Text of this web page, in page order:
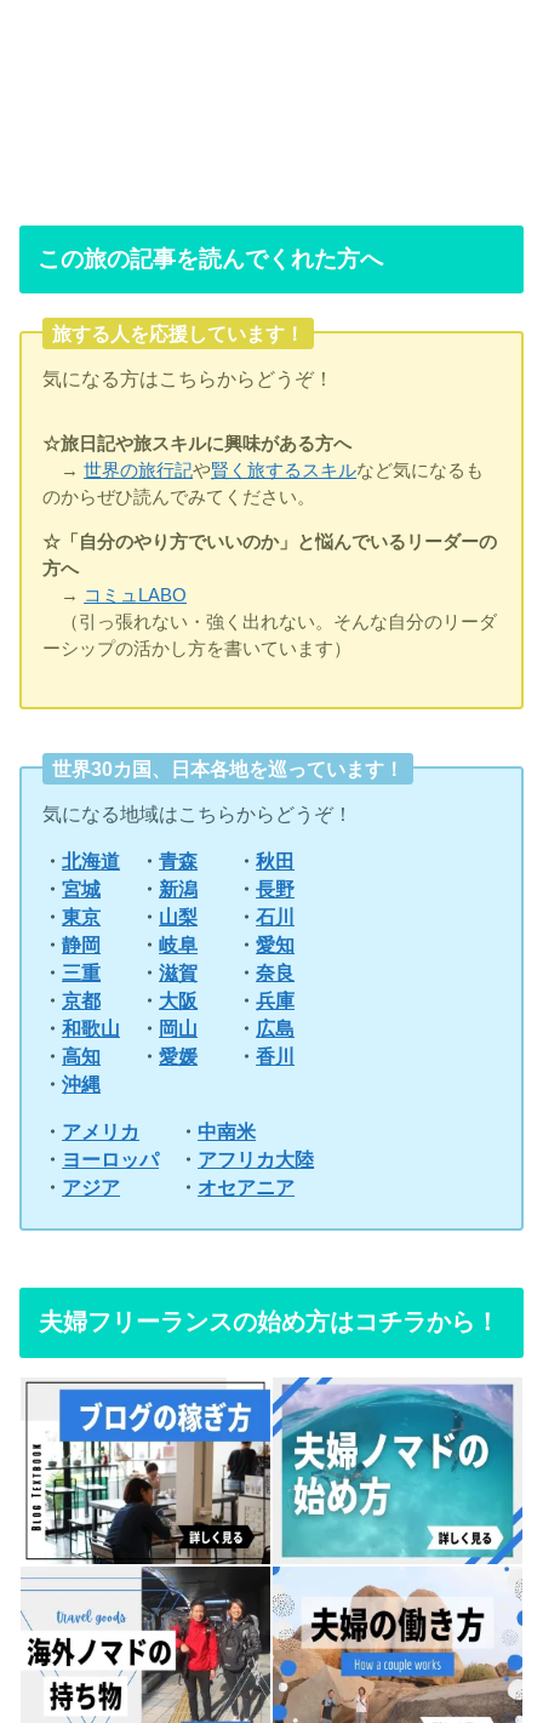
この旅の記事を読んでくれた方へ
旅する人を応援しています！
気になる方はこちらからどうぞ！
☆旅日記や旅スキルに興味がある方へ
→世界の旅行記や賢く旅するスキルなど気になるも
のからぜひ読んでみてください。
☆「自分のやり方でいいのか」と悩んでいるリーダーの
方へ
→ コミュLABO
（引っ張れない・強く出れない。そんな自分のリーダ
ーシップの活かし方を書いています）
世界30カ国、日本各地を巡っています！
気になる地域はこちらからどうぞ！
・北海道 ・青森 ・秋田
・宮城 ・ 新潟 ・長野
・東京 ・ 山梨 ・石川
・静岡 ・岐阜 ・愛知
・ 三重 ・滋賀 ・奈良
・京都 ・ 大阪 ・兵庫
・和歌山 ・ 岡山 ・ 広島
・高知 ・愛媛 ・香川
・沖縄
・ アメリカ ・ 中南米
・ ヨーロッパ・ アフリカ大陸
・ アジア ・ オセアニア
夫婦フリーランスの始め方はコチラから！